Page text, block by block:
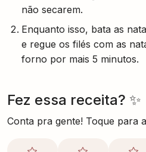
não secarem.
Enquanto isso, bata as
e regue os filés com as
forno por mais 5 minutos.
Fez essa receita? ✨
Conta pra gente! Toque para